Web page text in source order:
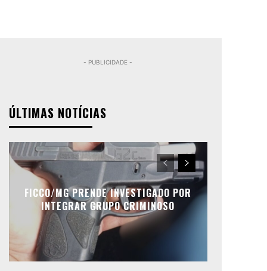
- PUBLICIDADE -
ÚLTIMAS NOTÍCIAS
FICCO/MG PRENDE INVESTIGADO POR
INTEGRAR GRUPO CRIMINOSO